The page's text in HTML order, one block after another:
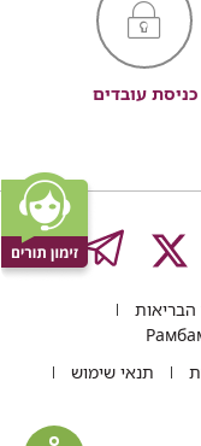
כניסת עובדים
לעמוד
תנאי שימוש